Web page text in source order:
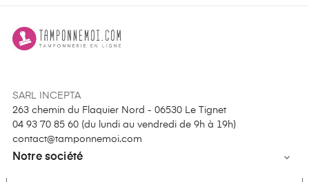
SARL INCEPTA
263 chemin du Flaquier Nord - 06530 Le Tignet
04 93 70 85 60 (du lundi au vendredi de 9h à 19h)
contact@tamponnemoi.com
Notre société 